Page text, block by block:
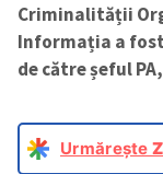
Criminalității
Informația a
de către șeful
Urmărește